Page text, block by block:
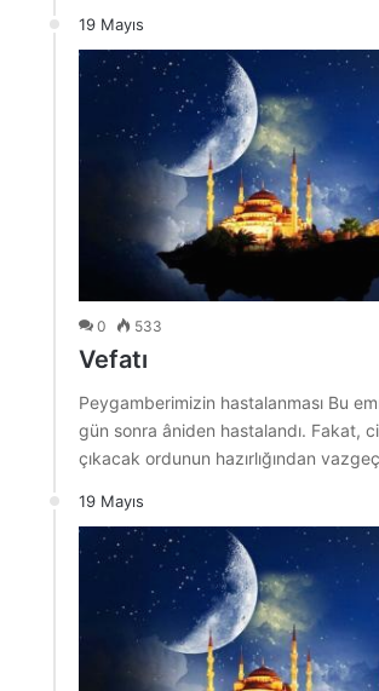
19 Mayıs
0 533
Vefatı
Peygamberimizin hastalanması Bu
gün sonra âniden hastalandı. Fakat,
çıkacak ordunun hazırlığından
19 Mayıs